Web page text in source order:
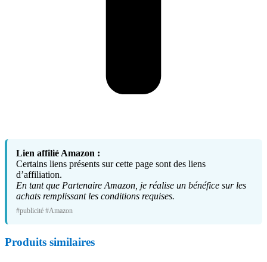
Lien affilié Amazon :
Certains liens présents sur cette page sont des liens
d’affiliation.
En tant que Partenaire Amazon, je réalise un bénéfice sur les
achats remplissant les conditions requises.
#publicité #Amazon
Produits similaires